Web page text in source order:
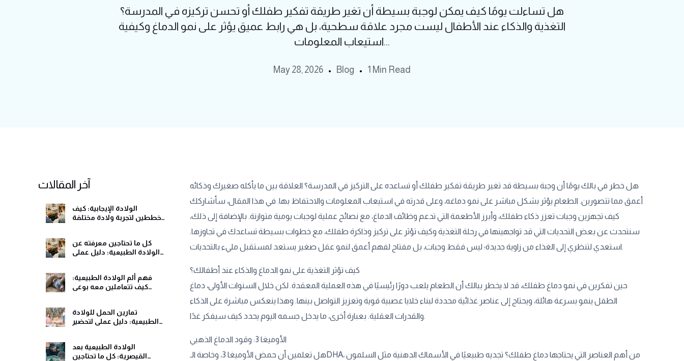
هل تساءلت يومًا كيف يمكن لوجبة بسيطة أن تغير طريقة تفكير طفلك أو تحسن تركيزه في المدرسة؟
التغذية والذكاء عند الأطفال ليست مجرد علاقة سطحية، بل هي رابط عميق يؤثر على نمو الدماغ وكيفية
استيعاب المعلومات...
May 28, 2026 Blog 1 Min Read
هل خطر في بالك يومًا أن وجبة بسيطة قد تغير طريقة تفكير طفلك أو تساعده على التركيز في المدرسة؟ العلاقة بين ما يأكله صغيرك وذكائه
أعمق مما تتصورين. الطعام يؤثر بشكل مباشر على نمو دماغه، وعلى قدرته في استيعاب المعلومات والاحتفاظ بها. في هذا المقال، سأشاركك
كيف تجهزين وجبات تعزز ذكاء طفلك، وأبرز الأطعمة التي تدعم وظائف الدماغ، مع نصائح عملية لوجبات يومية متوازنة. بالإضافة إلى ذلك،
سنتحدث عن بعض التحديات التي قد تواجهينها في رحلة التغذية وكيف تؤثر على تركيز وذاكرة طفلك، مع خطوات بسيطة تساعدك في تجاوزها.
استعدي لتنظري إلى الغذاء من زاوية جديدة؛ ليس فقط وجبات، بل مفتاح لفهم أعمق لنمو عقل صغير يستعد لمستقبل مليء بالتحديات.
كيف تؤثر التغذية على نمو الدماغ والذكاء عند أطفالك؟
حين تفكرين في نمو دماغ طفلك، قد لا يخطر ببالك أن الطعام يلعب دورًا رئيسيًا في هذه العملية المعقدة. لكن خلال السنوات الأولى، دماغ
الطفل ينمو بسرعة هائلة، ويحتاج إلى عناصر غذائية محددة لبناء خلايا عصبية قوية وتعزيز التواصل بينها. وهذا ينعكس مباشرة على الذكاء
والقدرات العقلية. بعبارة أخرى، ما يدخل جسمه اليوم يحدد كيف سيفكر غدًا.
الأوميغا 3: وقود الدماغ الذهبي
هل تعلمين أن حمض الأوميغا 3، وخاصة الـDHA، من أهم العناصر التي يحتاجها دماغ طفلك؟ تجديه طبيعيًا في الأسماك الدهنية مثل السلمون
آخر المقالات
الولادة الإيجابية: كيف
تخططين لتجربة ولادة مختلفة
كل ما تحتاجين معرفته عن
الولادة الطبيعية: دليل عملي
فهم ألم الولادة الطبيعية:
كيف تتعاملين معه بوعي
تمارين الحمل للولادة
الطبيعية: دليل عملي لتحضير
الولادة الطبيعية بعد
القيصرية: كل ما تحتاجين